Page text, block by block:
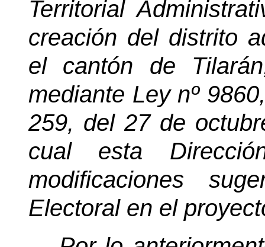
Territorial
creación del distrito
el cantón de
mediante Ley nº
259, del 27 de
cual esta
modificaciones
Electoral en el